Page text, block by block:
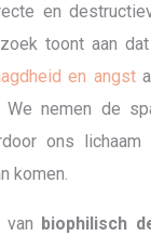
en
toont aan
en angst
We nemen de
ons
komen.
biophilisch